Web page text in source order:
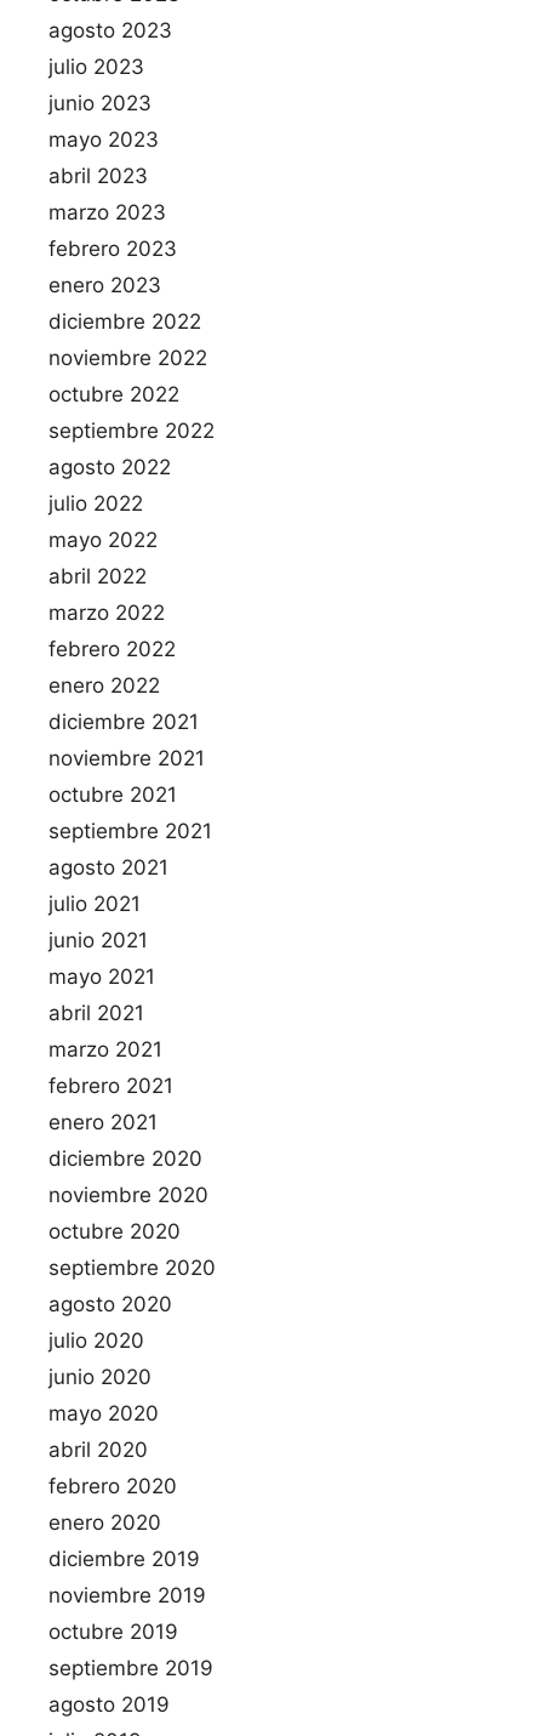
agosto 2023
julio 2023
junio 2023
mayo 2023
abril 2023
marzo 2023
febrero 2023
enero 2023
diciembre 2022
noviembre 2022
octubre 2022
septiembre 2022
agosto 2022
julio 2022
mayo 2022
abril 2022
marzo 2022
febrero 2022
enero 2022
diciembre 2021
noviembre 2021
octubre 2021
septiembre 2021
agosto 2021
julio 2021
junio 2021
mayo 2021
abril 2021
marzo 2021
febrero 2021
enero 2021
diciembre 2020
noviembre 2020
octubre 2020
septiembre 2020
agosto 2020
julio 2020
junio 2020
mayo 2020
abril 2020
febrero 2020
enero 2020
diciembre 2019
noviembre 2019
octubre 2019
septiembre 2019
agosto 2019